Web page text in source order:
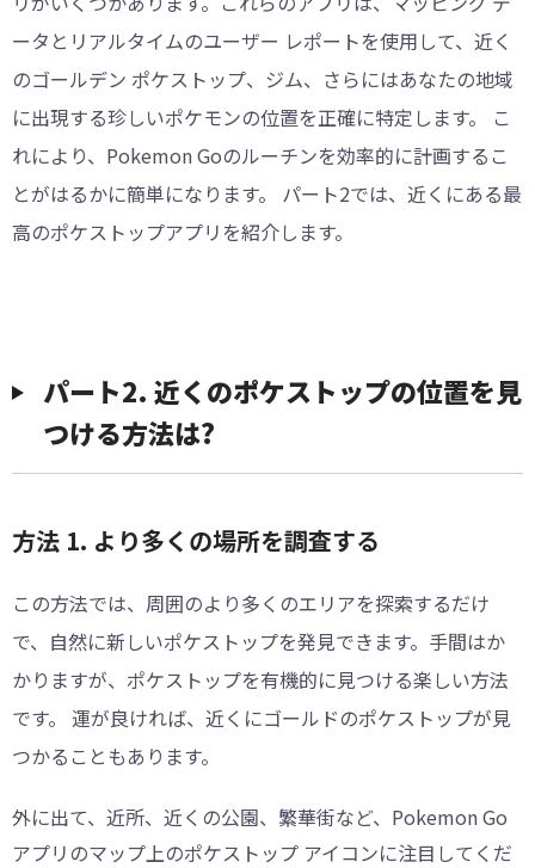
ータとリアルタイムのユーザー レポートを使用して、近く
のゴールデン ポケストップ、ジム、さらにはあなたの地域
に出現する珍しいポケモンの位置を正確に特定します。 こ
れにより、Pokemon Goのルーチンを効率的に計画するこ
とがはるかに簡単になります。 パート2では、近くにある最
高のポケストップアプリを紹介します。
パート2. 近くのポケストップの位置を見
つける方法は?
方法 1. より多くの場所を調査する
この方法では、周囲のより多くのエリアを探索するだけ
で、自然に新しいポケストップを発見できます。手間はか
かりますが、ポケストップを有機的に見つける楽しい方法
です。 運が良ければ、近くにゴールドのポケストップが見
つかることもあります。
外に出て、近所、近くの公園、繁華街など、Pokemon Go
アプリのマップ上のポケストップ アイコンに注目してくだ